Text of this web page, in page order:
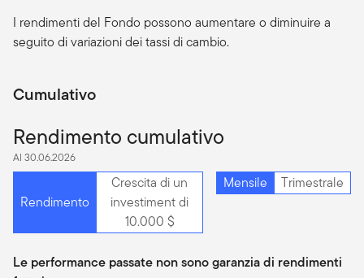
I rendimenti del Fondo possono aumentare o diminuire a
seguito di variazioni dei tassi di cambio.
Cumulativo
Rendimento cumulativo
Al 30.06.2026
Rendimento
Crescita di un
investiment di
10.000 $
Mensile Trimestrale
Le performance passate non sono garanzia di rendimenti